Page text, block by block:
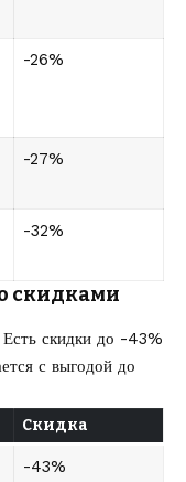
-26%
-27%
-32%
скидками
скидки до -43%
с выгодой до
Скидка
-43%